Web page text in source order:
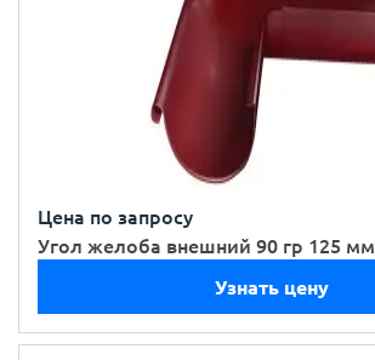
Цена по запросу
Угол желоба внешний 90 гр 125 мм
Узнать цену